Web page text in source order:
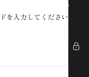
インショップ
を入力してください